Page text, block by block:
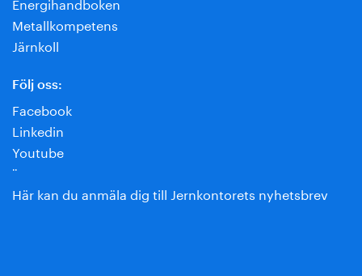
Metallkompetens
Järnkoll
Följ oss:
Facebook
Linkedin
Youtube
¨
Här kan du anmäla dig till Jernkontorets nyhetsbrev